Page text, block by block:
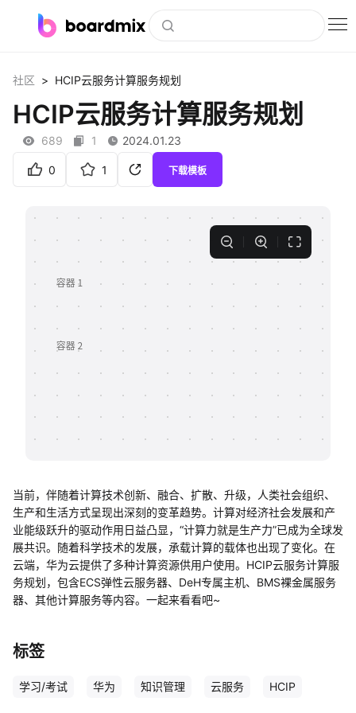
社区资源
下载
私有化部署
社区 > HCIP云服务计算服务规划
HCIP云服务计算服务规划
689 1 2024.01.23
0 1 下载模板
当前，伴随着计算技术创新、融合、扩散、升级，人类社会组织、
生产和生活方式呈现出深刻的变革趋势。计算对经济社会发展和产
业能级跃升的驱动作用日益凸显，“计算力就是生产力”已成为全球发
展共识。随着科学技术的发展，承载计算的载体也出现了变化。在
云端，华为云提供了多种计算资源供用户使用。HCIP云服务计算服
务规划，包含ECS弹性云服务器、DeH专属主机、BMS裸金属服务
器、其他计算服务等内容。一起来看看吧~
标签
学习/考试 华为 知识管理 云服务 HCIP